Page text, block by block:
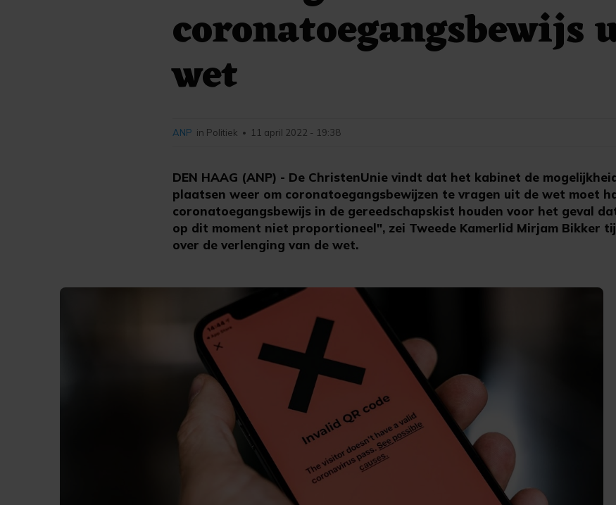
coronatoegangsbewijs
wet
DEN HAAG (ANP) - De ChristenUnie vindt dat het kabinet de
plaatsen weer om coronatoegangsbewijzen te vragen uit de wet moet
coronatoegangsbewijs in de gereedschapskist houden voor het geval
op dit moment niet proportioneel", zei Tweede Kamerlid Mirjam Bikker
over de verlenging van de wet.
ANP in Politiek • 11 april 2022 - 19:38